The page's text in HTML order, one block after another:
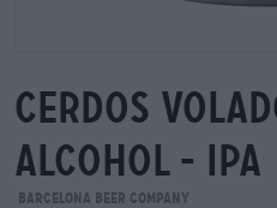
cerdos
alcohol - ipa
Barcelona Beer Company